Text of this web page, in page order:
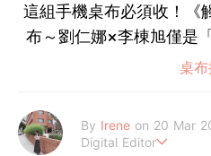
這組手機桌布必須收！《
布～劉仁娜×李棟旭僅是
桌布
By Irene on 20 Mar
Digital Editor